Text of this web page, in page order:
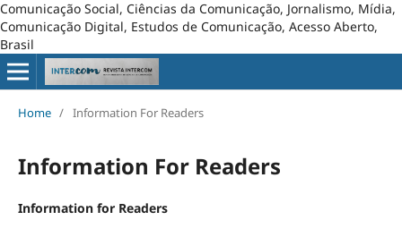
Comunicação Social, Ciências da Comunicação, Jornalismo, Mídia,
Comunicação Digital, Estudos de Comunicação, Acesso Aberto,
Brasil
Home / Information For Readers
Information For Readers
Information for Readers